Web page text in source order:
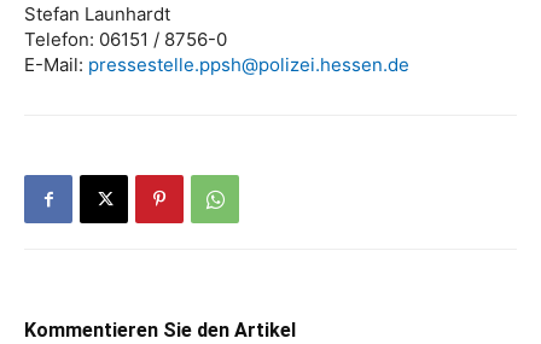
Stefan Launhardt
Telefon: 06151 / 8756-0
E-Mail: pressestelle.ppsh@polizei.hessen.de
Kommentieren Sie den Artikel